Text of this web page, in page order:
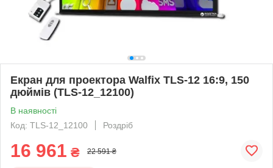
Екран для проектора Walfix TLS-12 16:9, 150
дюймів (TLS-12_12100)
В наявності
Код: TLS-12_12100
Роздріб
16 961 ₴ 22 591 ₴